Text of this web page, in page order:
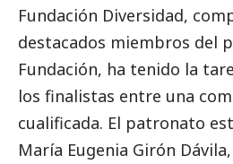
Fundación Diversidad,
destacados miembros del
Fundación, ha tenido la
los finalistas entre una
cualificada. El patronato
María Eugenia Girón